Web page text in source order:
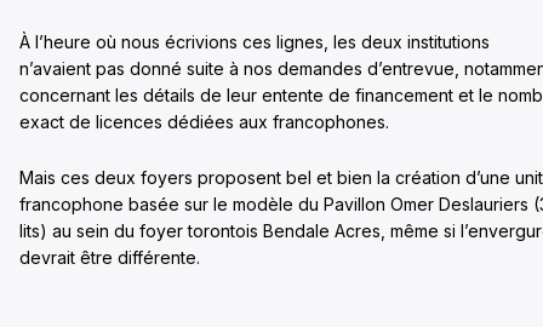
À l’heure où nous écrivions ces lignes, les deux institutions
n’avaient pas donné suite à nos demandes d’entrevue,
concernant les détails de leur entente de financement et le
exact de licences dédiées aux francophones.
Mais ces deux foyers proposent bel et bien la création d’une
francophone basée sur le modèle du Pavillon Omer Deslauriers
lits) au sein du foyer torontois Bendale Acres, même si
devrait être différente.